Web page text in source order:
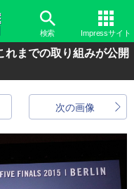
検索 Impressサイト
までの取り組みが公開
次の画像